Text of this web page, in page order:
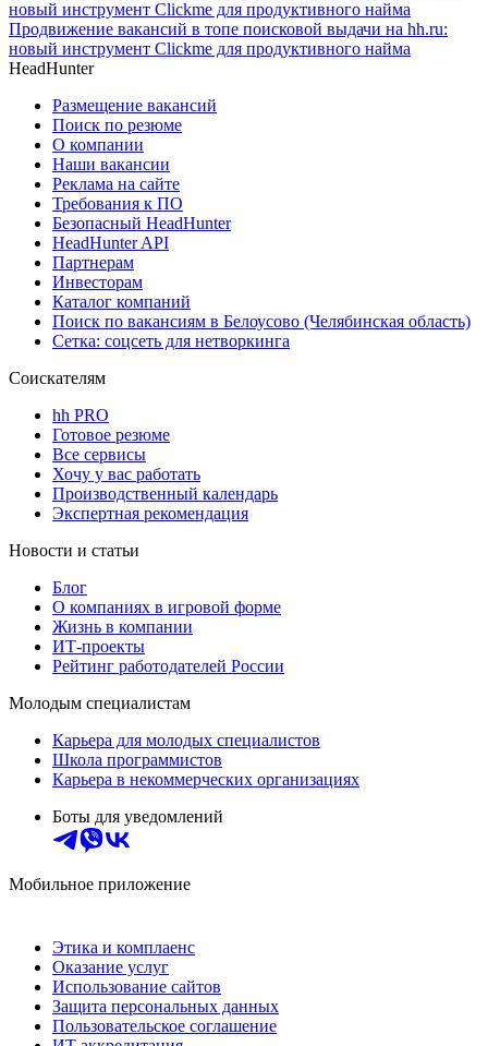
Продвижение вакансий в топе поисковой выдачи на hh.ru:
новый инструмент Clickme для продуктивного найма
HeadHunter
Размещение вакансий
Поиск по резюме
О компании
Наши вакансии
Реклама на сайте
Требования к ПО
Безопасный HeadHunter
HeadHunter API
Партнерам
Инвесторам
Каталог компаний
Поиск по вакансиям в Белоусово (Челябинская область)
Сетка: соцсеть для нетворкинга
Соискателям
hh PRO
Готовое резюме
Все сервисы
Хочу у вас работать
Производственный календарь
Экспертная рекомендация
Новости и статьи
Блог
О компаниях в игровой форме
Жизнь в компании
ИТ-проекты
Рейтинг работодателей России
Молодым специалистам
Карьера для молодых специалистов
Школа программистов
Карьера в некоммерческих организациях
Боты для уведомлений
Мобильное приложение
Этика и комплаенс
Оказание услуг
Использование сайтов
Защита персональных данных
Пользовательское соглашение